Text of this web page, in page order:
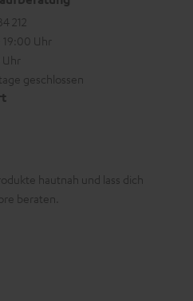
212
Uhr
Uhr
geschlossen
hautnah und lass dich
beraten.